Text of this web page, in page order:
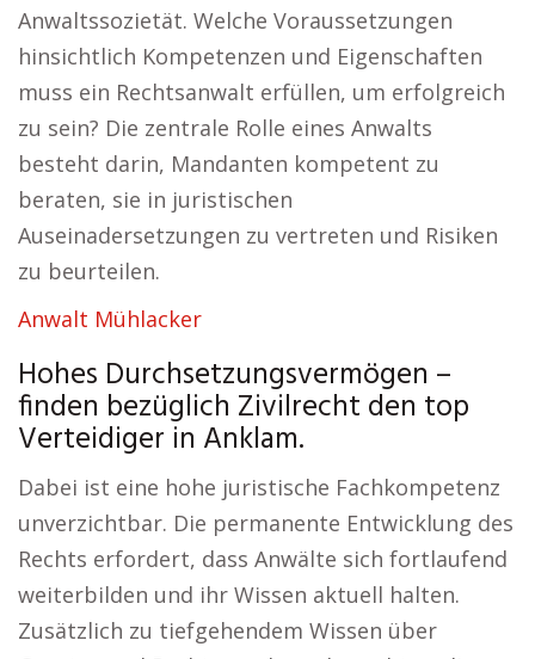
Anwaltssozietät. Welche Voraussetzungen
hinsichtlich Kompetenzen und Eigenschaften
muss ein Rechtsanwalt erfüllen, um erfolgreich
zu sein? Die zentrale Rolle eines Anwalts
besteht darin, Mandanten kompetent zu
beraten, sie in juristischen
Auseinadersetzungen zu vertreten und Risiken
zu beurteilen.
Anwalt Mühlacker
Hohes Durchsetzungsvermögen –
finden bezüglich Zivilrecht den top
Verteidiger in Anklam.
Dabei ist eine hohe juristische Fachkompetenz
unverzichtbar. Die permanente Entwicklung des
Rechts erfordert, dass Anwälte sich fortlaufend
weiterbilden und ihr Wissen aktuell halten.
Zusätzlich zu tiefgehendem Wissen über